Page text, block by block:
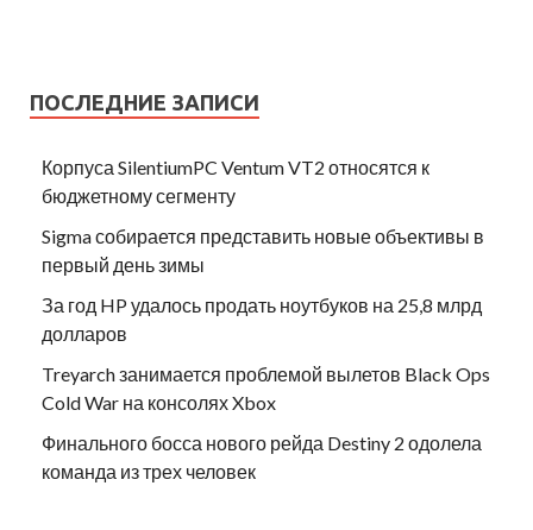
ПОСЛЕДНИЕ ЗАПИСИ
Корпуса SilentiumPC Ventum VT2 относятся к
бюджетному сегменту
Sigma собирается представить новые объективы в
первый день зимы
За год HP удалось продать ноутбуков на 25,8 млрд
долларов
Treyarch занимается проблемой вылетов Black Ops
Cold War на консолях Xbox
Финального босса нового рейда Destiny 2 одолела
команда из трех человек